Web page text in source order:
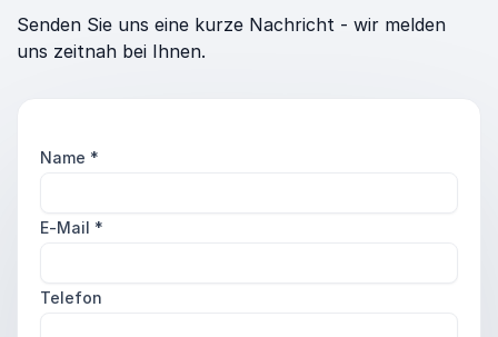
Senden Sie uns eine kurze Nachricht - wir melden
uns zeitnah bei Ihnen.
Name *
E-Mail *
Telefon